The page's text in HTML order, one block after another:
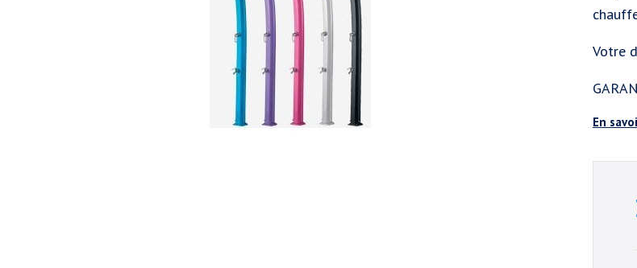
Votre
En